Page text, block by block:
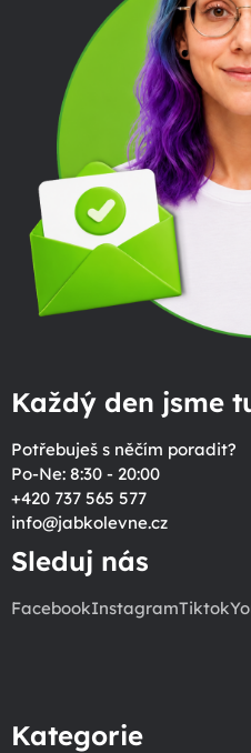
Každý den jsme
Potřebuješ s něčím poradit?
Po-Ne: 8:30 - 20:00
+420 737 565 577
info@jabkolevne.cz
Sleduj nás
FacebookInstagramTiktok
Kategorie